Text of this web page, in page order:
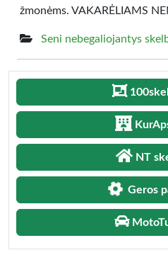
žmonėms. VAKARĖLIAMS
Seni nebegaliojantys
NT
Geros